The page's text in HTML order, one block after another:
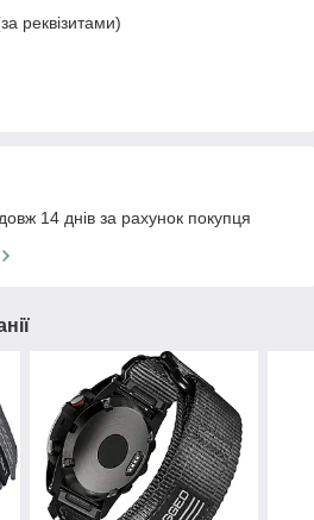
реквізитами)
14 днів за рахунок покупця